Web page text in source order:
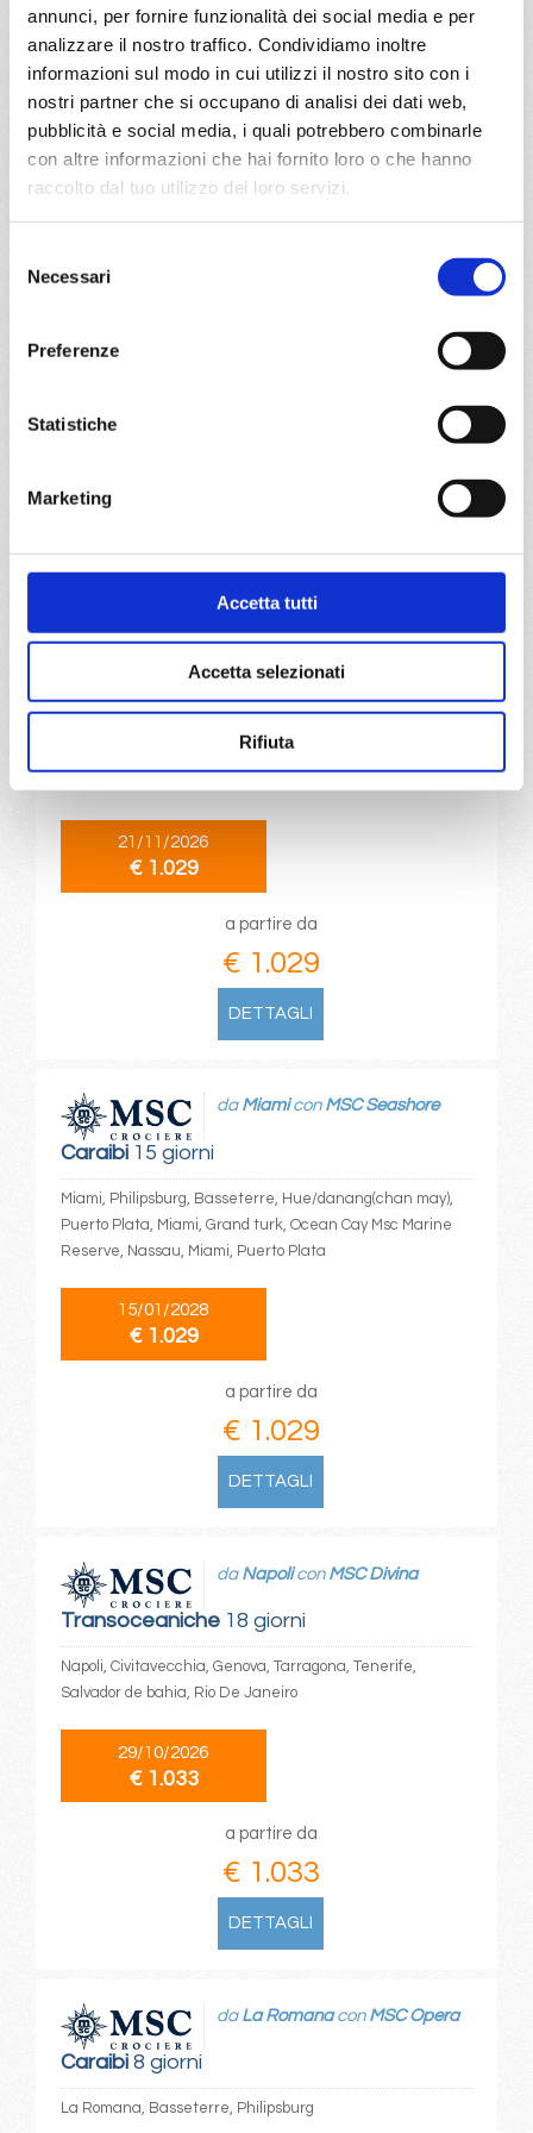
annunci, per fornire funzionalità dei social media e per
analizzare il nostro traffico. Condividiamo inoltre
informazioni sul modo in cui utilizzi il nostro sito con i
nostri partner che si occupano di analisi dei dati web,
pubblicità e social media, i quali potrebbero combinarle
con altre informazioni che hai fornito loro o che hanno
raccolto dal tuo utilizzo dei loro servizi.
delNecessari
Preferenze
Statistiche
Marketing
Accetta tutti
Accetta selezionati
Rifiuta
a partire da
€ 1.027
DETTAGLI
daCopenhagen con
Copenhagen, Warnemünde, Gdynia, Klaipeda, Riga,
15 giorni
daMiamiconMSC Meraviglia
21/11/2026
€ 1.029
a partire da
€ 1.029
DETTAGLI
Caraibi15 giorni
da Miamicon MSC Seashore
Miami, Philipsburg, Basseterre, Hue/danang(chan may),
Puerto Plata, Miami, Grand turk, Ocean Cay Msc Marine
Reserve, Nassau, Miami, Puerto Plata
15/01/2028
€ 1.029
a partire da
€ 1.029
DETTAGLI
Transoceaniche18 giorni
da Napolicon MSC Divina
Napoli, Civitavecchia, Genova, Tarragona, Tenerife,
Salvador de bahia, Rio De Janeiro
29/10/2026
€ 1.033
a partire da
€ 1.033
DETTAGLI
Caraibi8 giorni
da La Romanacon MSC Opera
La Romana, Basseterre, Philipsburg